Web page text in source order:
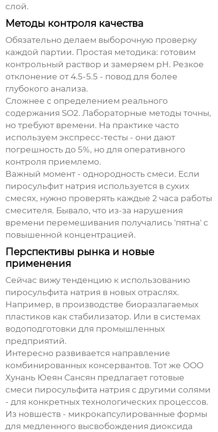
слой.
Методы контроля качества
Обязательно делаем выборочную проверку
каждой партии. Простая методика: готовим
контрольный раствор и замеряем pH. Резкое
отклонение от 4.5-5.5 - повод для более
глубокого анализа.
Сложнее с определением реального
содержания SO2. Лабораторные методы точны,
но требуют времени. На практике часто
используем экспресс-тесты - они дают
погрешность до 5%, но для оперативного
контроля приемлемо.
Важный момент - однородность смеси. Если
пиросульфит натрия используется в сухих
смесях, нужно проверять каждые 2 часа работы
смесителя. Бывало, что из-за нарушения
времени перемешивания получались 'пятна' с
повышенной концентрацией.
Перспективы рынка и новые
применения
Сейчас вижу тенденцию к использованию
пиросульфита натрия в новых отраслях.
Например, в производстве биоразлагаемых
пластиков как стабилизатор. Или в системах
водоподготовки для промышленных
предприятий.
Интересно развивается направление
комбинированных консервантов. Тот же OOO
Хунань Юеян Сансян предлагает готовые
смеси пиросульфита натрия с другими солями
- для конкретных технологических процессов.
Из новшеств - микрокапсулированные формы
для медленного высвобождения диоксида